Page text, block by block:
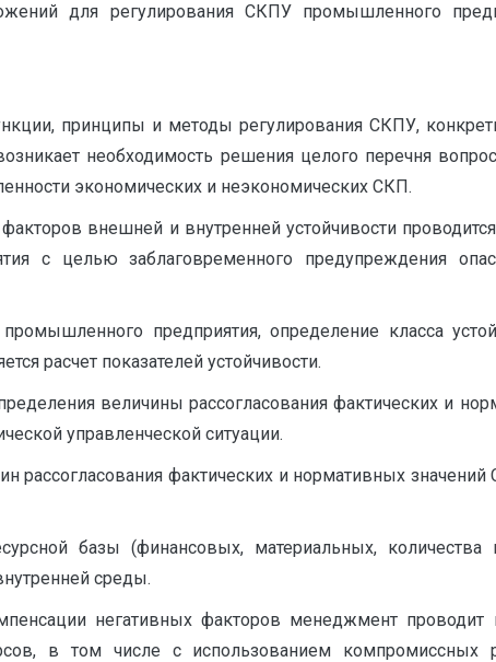
для регулирования СКПУ промышленного
принципы и методы регулирования СКПУ,
необходимость решения целого перечня
экономических и неэкономических СКП.
внешней и внутренней устойчивости
с целью заблаговременного предупреждения
предприятия, определение класса
расчет показателей устойчивости.
величины рассогласования фактических и
управленческой ситуации.
рассогласования фактических и нормативных
базы (финансовых, материальных, количества
среды.
негативных факторов менеджмент проводит
в том числе с использованием компромиссных